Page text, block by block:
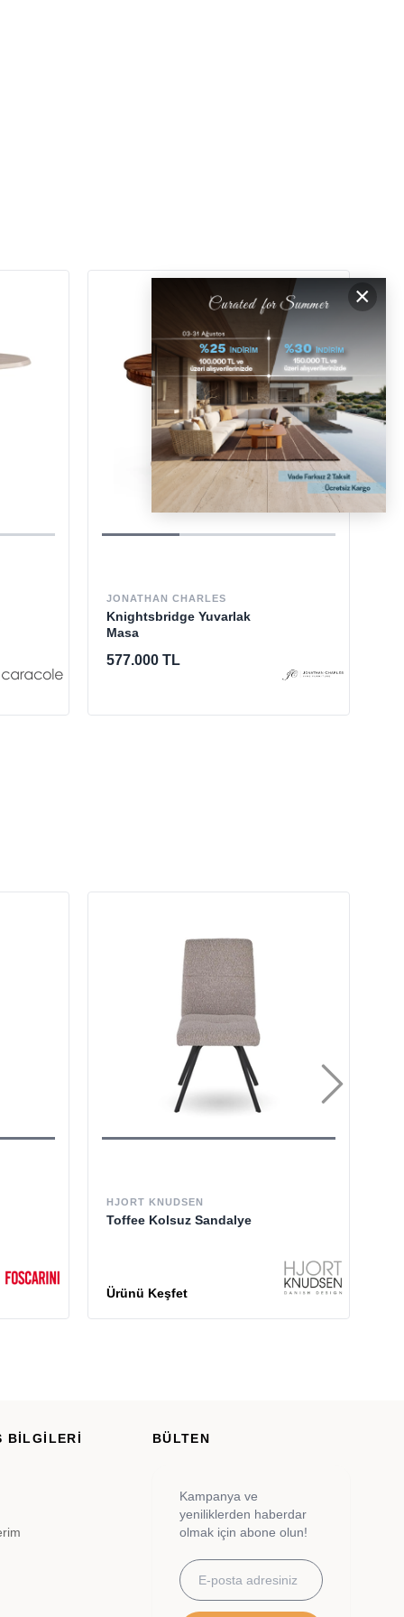
JONATHAN CHARLES
Knightsbridge Yuvarlak
Masa
577.000 TL
HJORT KNUDSEN
Toffee Kolsuz Sandalye
×
BİLGİLERİ BÜLTEN
Kampanya ve
yeniliklerden haberdar
olmak için abone olun!